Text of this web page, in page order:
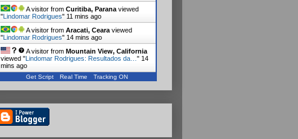
A visitor from Curitiba, Parana viewed
" Lindomar Rodrigues" 11 mins ago
A visitor from Aracati, Ceara viewed
" Lindomar Rodrigues" 14 mins ago
A visitor from Mountain View, California
viewed " Lindomar Rodrigues: Resultados da… " 14
mins ago
Get Script Real Time Tracking ON